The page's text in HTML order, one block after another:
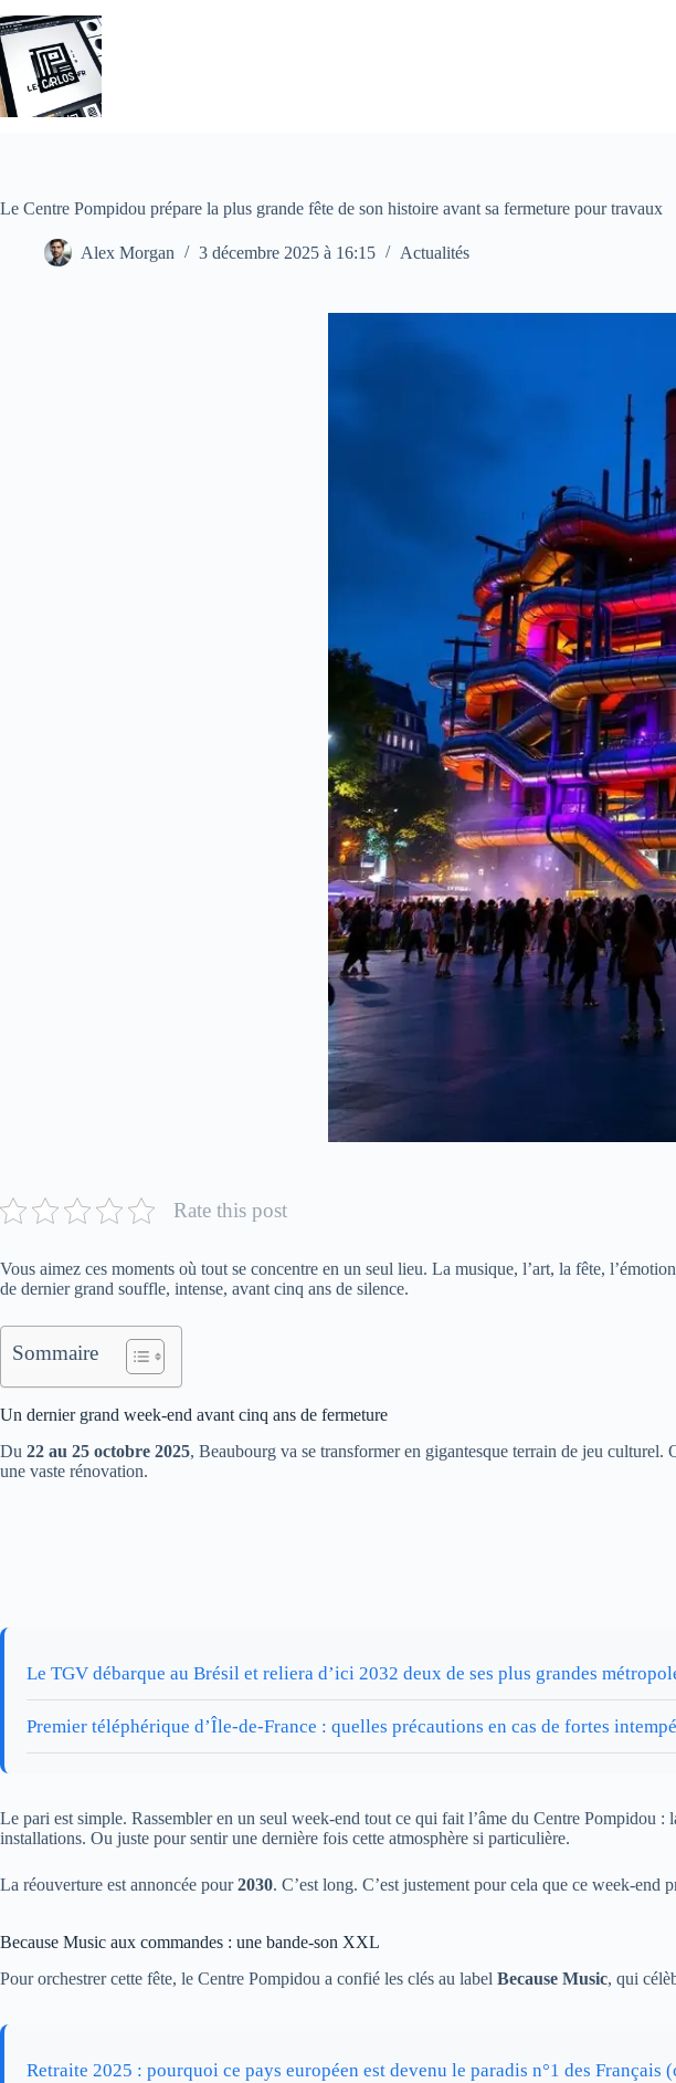
au
contenu
Le Centre Pompidou prépare la plus grande fête de son histoire avant sa fermeture pour travaux
Alex Morgan 3 décembre 2025 à 16:15 Actualités
Rate this post
Vous aimez ces moments où tout se concentre en un seul lieu. La musique, l’art, la fête,
de dernier grand souffle, intense, avant cinq ans de silence.
Sommaire
Un dernier grand week-end avant cinq ans de fermeture
Du 22 au 25 octobre 2025, Beaubourg va se transformer en gigantesque terrain de jeu
une vaste rénovation.
Le TGV débarque au Brésil et reliera d’ici 2032 deux de ses plus grandes
Premier téléphérique d’Île-de-France : quelles précautions en cas de fortes
Le pari est simple. Rassembler en un seul week-end tout ce qui fait l’âme du Centre Pompidou
installations. Ou juste pour sentir une dernière fois cette atmosphère si particulière.
La réouverture est annoncée pour2030. C’est long. C’est justement pour cela que ce week-end
Because Music aux commandes : une bande-son XXL
Pour orchestrer cette fête, le Centre Pompidou a confié les clés au label Because Music, qui
Retraite 2025 : pourquoi ce pays européen est devenu le paradis n°1 des Français